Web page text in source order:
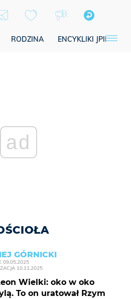
RODZINA ENCYKLIKI JPII
ad
GÓRNICKI
09.05.2025
10.11.2025
Wielki: oko w oko
To on uratował Rzym